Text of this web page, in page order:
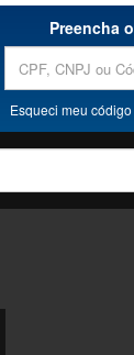
Preencha
Esqueci meu código